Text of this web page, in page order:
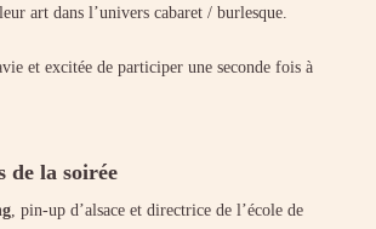
art dans l’univers cabaret / burlesque.
et excitée de participer une seconde fois à
de la soirée
, pin-up d’alsace et directrice de l’école de